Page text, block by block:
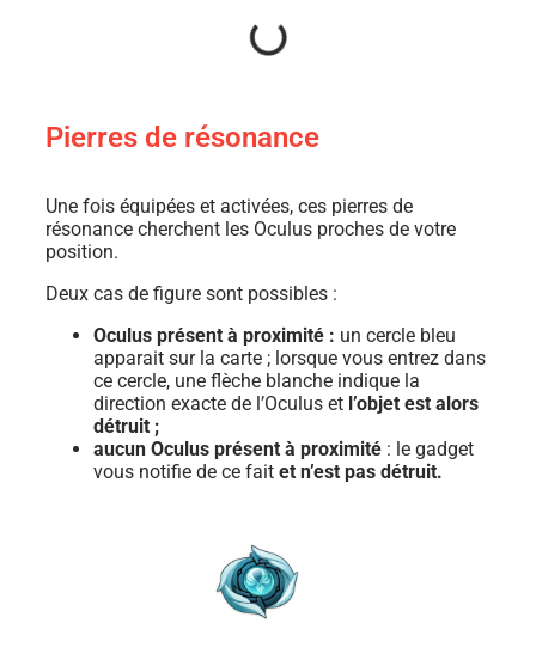
Pierres de résonance
Une fois équipées et activées, ces pierres de
résonance cherchent les Oculus proches de votre
position.
Deux cas de figure sont possibles :
Oculus présent à proximité : un cercle bleu
apparait sur la carte ; lorsque vous entrez dans
ce cercle, une flèche blanche indique la
direction exacte de l’Oculus et l’objet est alors
détruit ;
aucun Oculus présent à proximité : le gadget
vous notifie de ce fait et n’est pas détruit.